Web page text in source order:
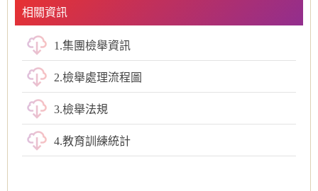
相關資訊
1.集團檢舉資訊
2.檢舉處理流程圖
3.檢舉法規
4.教育訓練統計